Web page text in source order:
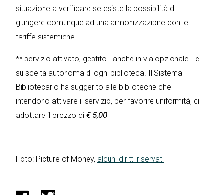
situazione a verificare se esiste la possibilità di
giungere comunque ad una armonizzazione con le
tariffe sistemiche.
** servizio attivato, gestito - anche in via opzionale - e
su scelta autonoma di ogni biblioteca. Il Sistema
Bibliotecario ha suggerito alle biblioteche che
intendono attivare il servizio, per favorire uniformità, di
adottare il prezzo di € 5,00
Foto: Picture of Money, alcuni diritti riservati